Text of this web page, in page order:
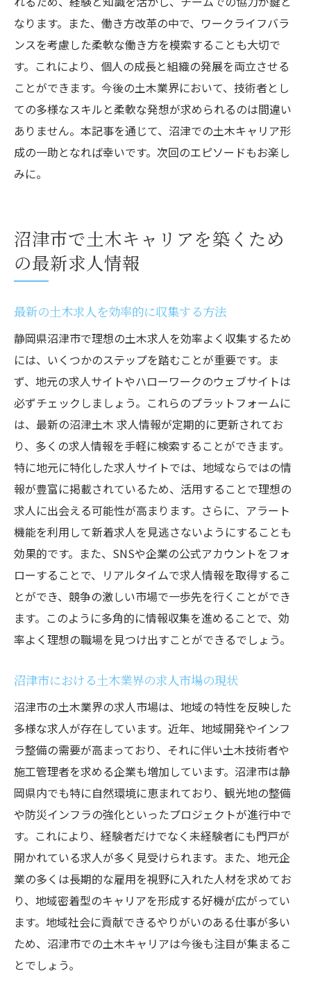
なります。また、働き方改革の中で、ワークライフバラ
ンスを考慮した柔軟な働き方を模索することも大切で
す。これにより、個人の成長と組織の発展を両立させる
ことができます。今後の土木業界において、技術者とし
ての多様なスキルと柔軟な発想が求められるのは間違い
ありません。本記事を通じて、沼津での土木キャリア形
成の一助となれば幸いです。次回のエピソードもお楽し
みに。
沼津市で土木キャリアを築くため
の最新求人情報
最新の土木求人を効率的に収集する方法
静岡県沼津市で理想の土木求人を効率よく収集するため
には、いくつかのステップを踏むことが重要です。ま
ず、地元の求人サイトやハローワークのウェブサイトは
必ずチェックしましょう。これらのプラットフォームに
は、最新の沼津土木 求人情報が定期的に更新されてお
り、多くの求人情報を手軽に検索することができます。
特に地元に特化した求人サイトでは、地域ならではの情
報が豊富に掲載されているため、活用することで理想の
求人に出会える可能性が高まります。さらに、アラート
機能を利用して新着求人を見逃さないようにすることも
効果的です。また、SNSや企業の公式アカウントをフォ
ローすることで、リアルタイムで求人情報を取得するこ
とができ、競争の激しい市場で一歩先を行くことができ
ます。このように多角的に情報収集を進めることで、効
率よく理想の職場を見つけ出すことができるでしょう。
沼津市における土木業界の求人市場の現状
沼津市の土木業界の求人市場は、地域の特性を反映した
多様な求人が存在しています。近年、地域開発やインフ
ラ整備の需要が高まっており、それに伴い土木技術者や
施工管理者を求める企業も増加しています。沼津市は静
岡県内でも特に自然環境に恵まれており、観光地の整備
や防災インフラの強化といったプロジェクトが進行中で
す。これにより、経験者だけでなく未経験者にも門戸が
開かれている求人が多く見受けられます。また、地元企
業の多くは長期的な雇用を視野に入れた人材を求めてお
り、地域密着型のキャリアを形成する好機が広がってい
ます。地域社会に貢献できるやりがいのある仕事が多い
ため、沼津市での土木キャリアは今後も注目が集まるこ
とでしょう。